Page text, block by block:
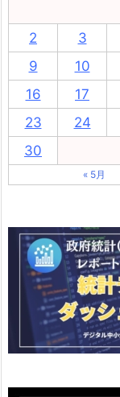
2
3
9
10
16
17
23
24
30
« 5月